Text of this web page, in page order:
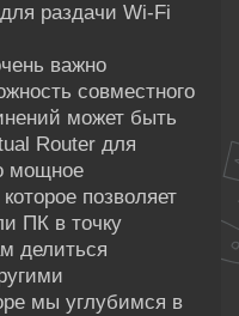
раздачи Wi-Fi
важно
совместного
может быть
Router для
мощное
позволяет
ПК в точку
делиться
мы углубимся в